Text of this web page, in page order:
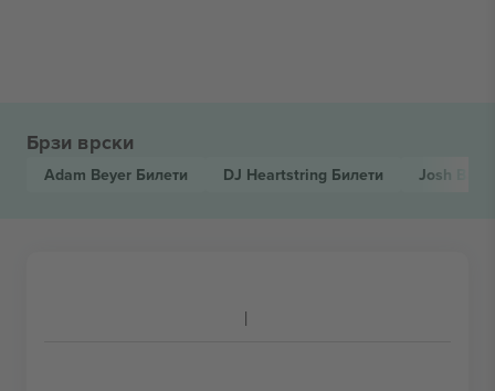
Брзи врски
Adam Beyer Билети DJ Heartstring Билети Josh